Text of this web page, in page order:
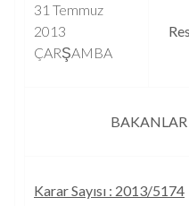
31 Temmuz
2013
ÇARŞAMBA
Karar Sayısı : 2013/5174